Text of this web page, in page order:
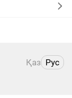
Қаз Рус